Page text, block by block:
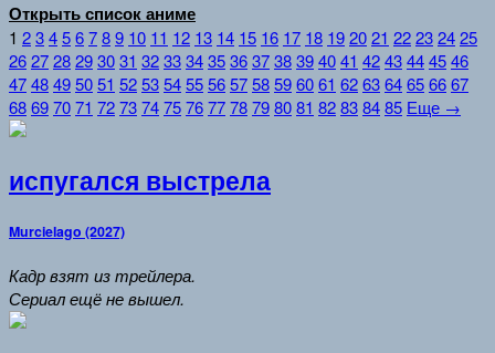
Открыть список аниме
1 23456789 10 11 12 13 14 15 16 17 18 192021 22232425
262728293031 32333435363738394041 4243444546
4748495051 52535455565758596061 626364656667
68697071 72737475767778798081 82838485 Еще →
испугался выстрела
Murcielago (2027)
Кадр взят из трейлера.
Сериал ещё не вышел.